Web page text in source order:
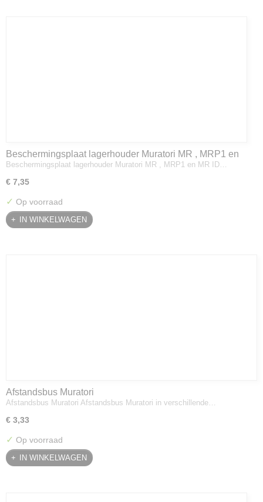
Beschermingsplaat lagerhouder Muratori MR , MRP1 en
MR ID
Beschermingsplaat lagerhouder Muratori MR , MRP1 en MR ID…
€ 7,35
✓ Op voorraad
IN WINKELWAGEN
Afstandsbus Muratori
Afstandsbus Muratori Afstandsbus Muratori in verschillende…
€ 3,33
✓ Op voorraad
IN WINKELWAGEN